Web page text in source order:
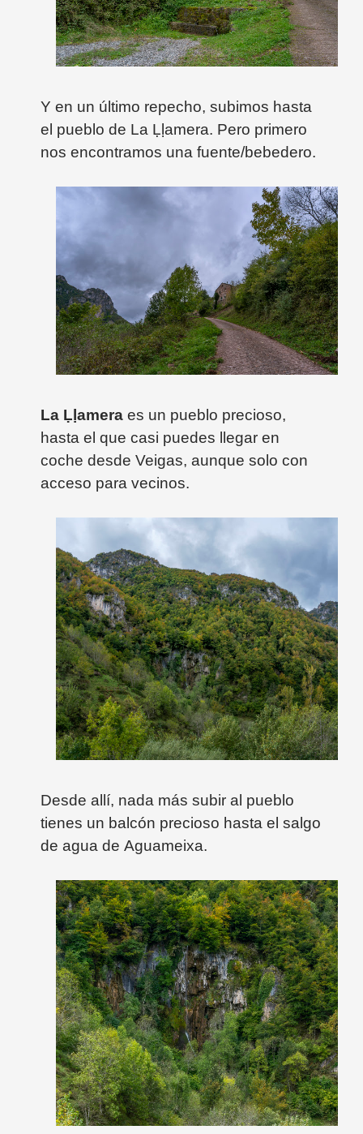
Y en un último repecho, subimos hasta
el pueblo de La Ḷḷamera. Pero primero
nos encontramos una fuente/bebedero.
La Ḷḷamera es un pueblo precioso,
hasta el que casi puedes llegar en
coche desde Veigas, aunque solo con
acceso para vecinos.
Desde allí, nada más subir al pueblo
tienes un balcón precioso hasta el salgo
de agua de Aguameixa.